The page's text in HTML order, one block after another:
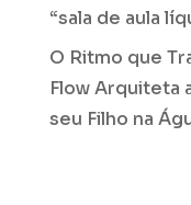
“sala de aula
O Ritmo que
Flow Arquiteta
seu Filho na